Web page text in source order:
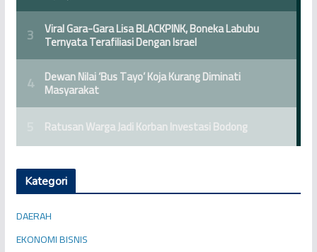
Kategori
DAERAH
EKONOMI BISNIS